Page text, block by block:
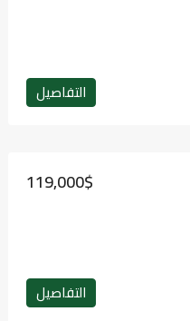
التفاصيل
119,000$
التفاصيل